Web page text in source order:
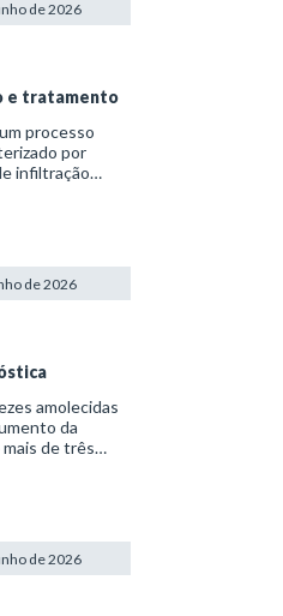
de 2026
e tratamento
processo
por
infiltração
gastr
de 2026
amolecidas
da
de três
s
de 2026